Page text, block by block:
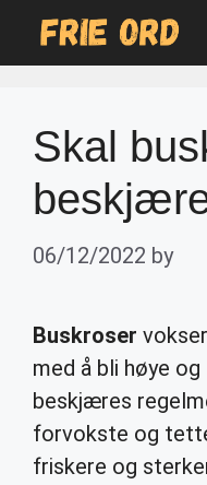
Skal
06/12/2022 by
Buskroser
med å bli høye
beskjæres
forvokste og
friskere og